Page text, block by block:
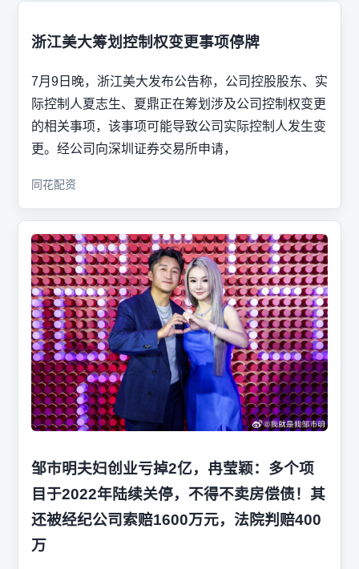
浙江美大筹划控制权变更事项停牌
7月9日晚，浙江美大发布公告称，公司控股股东、实
际控制人夏志生、夏鼎正在筹划涉及公司控制权变更
的相关事项，该事项可能导致公司实际控制人发生变
更。经公司向深圳证券交易所申请，
同花配资
邹市明夫妇创业亏掉2亿，冉莹颖：多个项
目于2022年陆续关停，不得不卖房偿债！其
还被经纪公司索赔1600万元，法院判赔400
万